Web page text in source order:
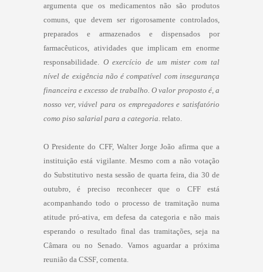
argumenta que os medicamentos não são produtos
comuns, que devem ser rigorosamente controlados,
preparados e armazenados e dispensados por
farmacêuticos, atividades que implicam em enorme
responsabilidade. O exercício de um mister com tal
nível de exigência não é compatível com insegurança
financeira e excesso de trabalho. O valor proposto é, a
nosso ver, viável para os empregadores e satisfatório
como piso salarial para a categoria. relato.
O Presidente do CFF, Walter Jorge João afirma que a
instituição está vigilante. Mesmo com a não votação
do Substitutivo nesta sessão de quarta feira, dia 30 de
outubro, é preciso reconhecer que o CFF está
acompanhando todo o processo de tramitação numa
atitude pró-ativa, em defesa da categoria e não mais
esperando o resultado final das tramitações, seja na
Câmara ou no Senado. Vamos aguardar a próxima
reunião da CSSF, comenta.